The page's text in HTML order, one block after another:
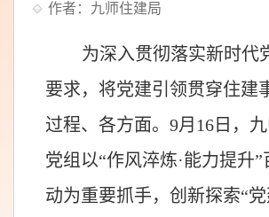
作者：九师住建局
为深入贯彻落实新时代
要求，将党建引领贯穿住建
过程、各方面。9月16日，
党组以“作风淬炼·能力提升
动为重要抓手，创新探索“